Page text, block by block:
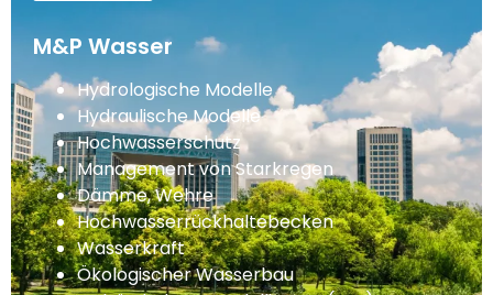
M&P Wasser
Hydrologische Modelle
Hydraulische Modelle
Hochwasserschutz
Management von Starkregen
Dämme, Wehre
Hochwasserrückhaltebecken
Wasserkraft
Ökologischer Wasserbau